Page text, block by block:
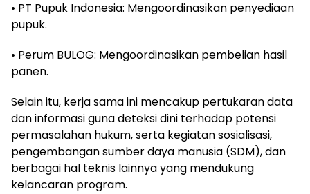
• PT Pupuk Indonesia: Mengoordinasikan penyediaan
pupuk.
• Perum BULOG: Mengoordinasikan pembelian hasil
panen.
Selain itu, kerja sama ini mencakup pertukaran data
dan informasi guna deteksi dini terhadap potensi
permasalahan hukum, serta kegiatan sosialisasi,
pengembangan sumber daya manusia (SDM), dan
berbagai hal teknis lainnya yang mendukung
kelancaran program.